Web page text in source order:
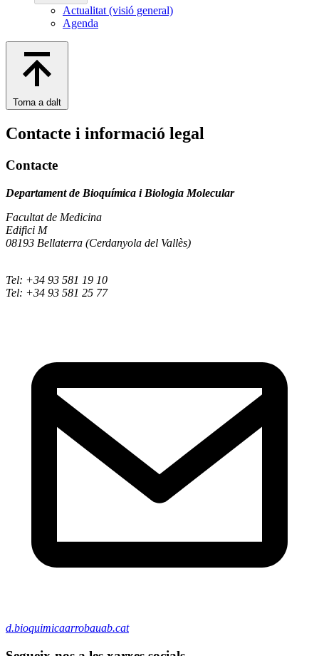
Actualitat (visió general)
Agenda
Torna a dalt
Contacte i informació legal
Contacte
Departament de Bioquímica i Biologia Molecular
Facultat de Medicina
Edifici M
08193 Bellaterra (Cerdanyola del Vallès)
Tel: +34 93 581 19 10
Tel: +34 93 581 25 77
d.bioquimicaarrobauab.cat